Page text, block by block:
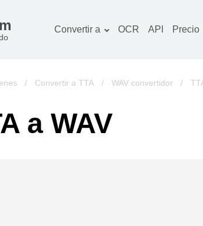
Convertir a
Imagines convertidor
Libros convertidor
OCR API Precio
/ Convertir a TTA / WAV convertidor /
a WAV